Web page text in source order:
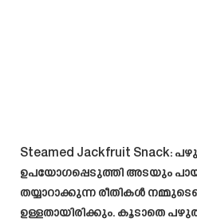
Steamed Jackfruit Snack:
ഉപയോഗപ്പെടുത്തി അടയും
തയ്യാറാക്കുന്ന രീതികൾ
ഉള്ളതായിരിക്കും. കൂടാതെ